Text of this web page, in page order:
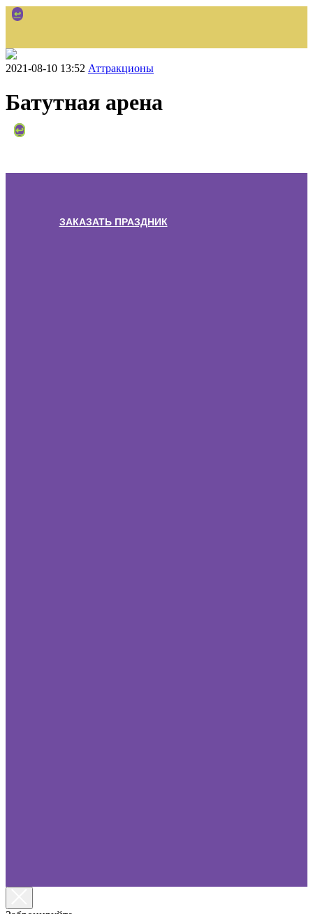
↩
НАЗАД
↩
2021-08-10 13:52 Аттракционы
Батутная арена
ЗАКАЗАТЬ ПРАЗДНИК